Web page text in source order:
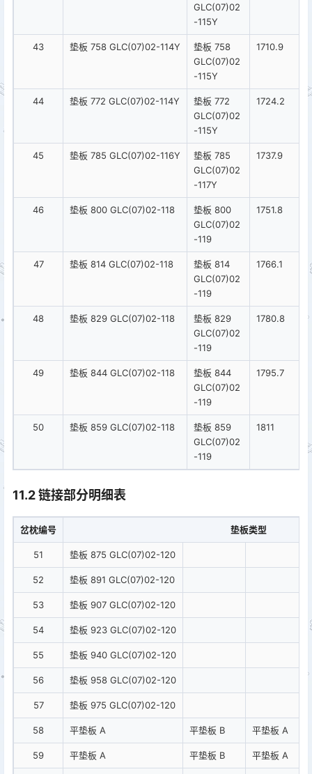
GLC(07)02
-115Y
43 垫板 758 GLC(07)02-114Y
垫板 758
GLC(07)02
-115Y
1710.9
44 垫板 772 GLC(07)02-114Y
垫板 772
GLC(07)02
-115Y
1724.2
45 垫板 785 GLC(07)02-116Y
垫板 785
GLC(07)02
-117Y
1737.9
46 垫板 800 GLC(07)02-118
垫板 800
GLC(07)02
-119
1751.8
47 垫板 814 GLC(07)02-118
垫板 814
GLC(07)02
-119
1766.1
48 垫板 829 GLC(07)02-118
垫板 829
GLC(07)02
-119
1780.8
49 垫板 844 GLC(07)02-118
垫板 844
GLC(07)02
-119
1795.7
50 垫板 859 GLC(07)02-118
垫板 859
GLC(07)02
-119
1811
11.2 链接部分明细表
岔枕编号 垫板类型
51 垫板 875 GLC(07)02-120
52 垫板 891 GLC(07)02-120
53 垫板 907 GLC(07)02-120
54 垫板 923 GLC(07)02-120
55 垫板 940 GLC(07)02-120
56 垫板 958 GLC(07)02-120
57 垫板 975 GLC(07)02-120
58 平垫板 A 平垫板 B 平垫板 A
59 平垫板 A 平垫板 B 平垫板 A